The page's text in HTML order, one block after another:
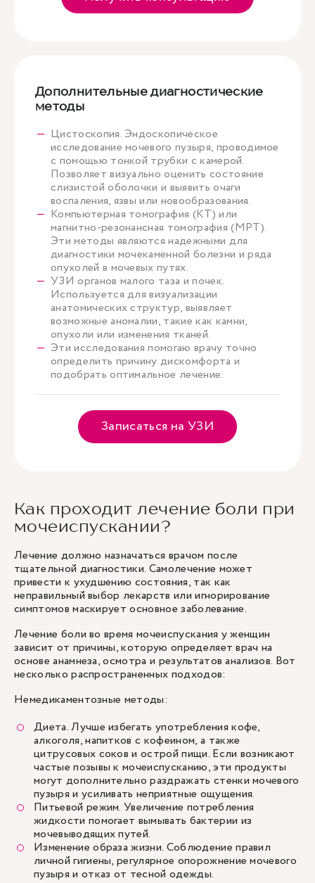
Дополнительные диагностические
методы
Цистоскопия. Эндоскопическое
исследование мочевого пузыря, проводимое
с помощью тонкой трубки с камерой.
Позволяет визуально оценить состояние
слизистой оболочки и выявить очаги
воспаления, язвы или новообразования.
Компьютерная томография (КТ) или
магнитно-резонансная томография (МРТ).
Эти методы являются надежными для
диагностики мочекаменной болезни и ряда
опухолей в мочевых путях.
УЗИ органов малого таза и почек.
Используется для визуализации
анатомических структур, выявляет
возможные аномалии, такие как камни,
опухоли или изменения тканей.
Эти исследования помогаю врачу точно
определить причину дискомфорта и
подобрать оптимальное лечение.
Записаться на УЗИ
Как проходит лечение боли при
мочеиспускании?
Лечение должно назначаться врачом после
тщательной диагностики. Самолечение может
привести к ухудшению состояния, так как
неправильный выбор лекарств или игнорирование
симптомов маскирует основное заболевание.
Лечение боли во время мочеиспускания у женщин
зависит от причины, которую определяет врач на
основе анамнеза, осмотра и результатов анализов. Вот
несколько распространенных подходов:
Немедикаментозные методы:
Диета. Лучше избегать употребления кофе,
алкоголя, напитков с кофеином, а также
цитрусовых соков и острой пищи. Если возникают
частые позывы к мочеиспусканию, эти продукты
могут дополнительно раздражать стенки мочевого
пузыря и усиливать неприятные ощущения.
Питьевой режим. Увеличение потребления
жидкости помогает вымывать бактерии из
мочевыводящих путей.
Изменение образа жизни. Соблюдение правил
личной гигиены, регулярное опорожнение мочевого
пузыря и отказ от тесной одежды.